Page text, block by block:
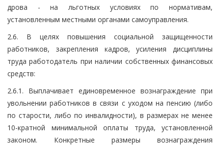
дрова - на льготных условиях по нормативам,
установленным местными органами самоуправления.
2.6. В целях повышения социальной защищенности
работников, закрепления кадров, усиления дисциплины
труда работодатель при наличии собственных финансовых
средств:
2.6.1. Выплачивает единовременное вознаграждение при
увольнении работников в связи с уходом на пенсию (либо
по старости, либо по инвалидности), в размерах не менее
10-кратной минимальной оплаты труда, установленной
законом. Конкретные размеры вознаграждения